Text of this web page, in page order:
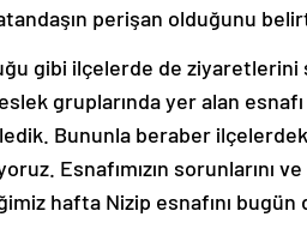
perişan olduğunu
gibi ilçelerde de
gruplarında yer alan
Bununla beraber
Esnafımızın sorunlarını ve
hafta Nizip esnafını bugün